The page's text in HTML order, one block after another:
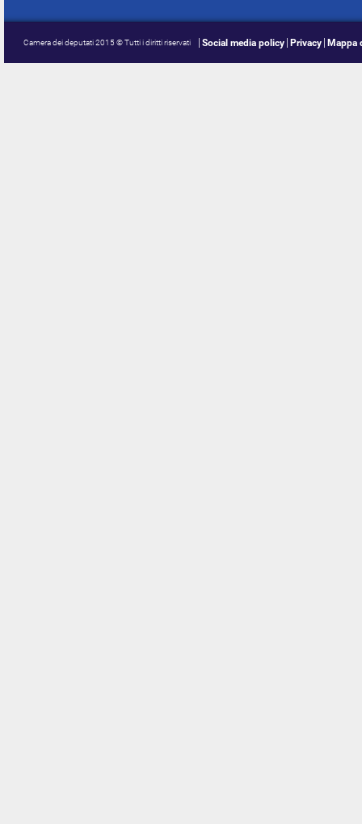
Camera dei deputati 2015 © Tutti i diritti riservati Social media policy Privacy Mappa